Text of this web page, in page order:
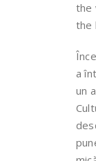
the
the
a
un